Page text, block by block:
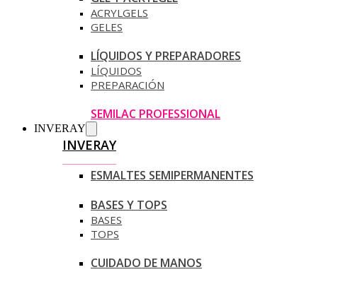
ACRYLGELS
GELES
LÍQUIDOS Y PREPARADORES
LÍQUIDOS
PREPARACIÓN
SEMILAC PROFESSIONAL
INVERAY
INVERAY
ESMALTES SEMIPERMANENTES
BASES Y TOPS
BASES
TOPS
CUIDADO DE MANOS